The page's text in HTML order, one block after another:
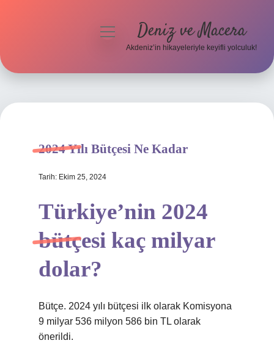
Hakkımızda
menüyü Deniz ve Macera
Akdeniz’in hikayeleriyle keyifli yolculuk!
2024 Yılı Bütçesi Ne Kadar
Tarih: Ekim 25, 2024
Türkiye’nin 2024
bütçesi kaç milyar
dolar?
Bütçe. 2024 yılı bütçesi ilk olarak Komisyona
9 milyar 536 milyon 586 bin TL olarak
önerildi.